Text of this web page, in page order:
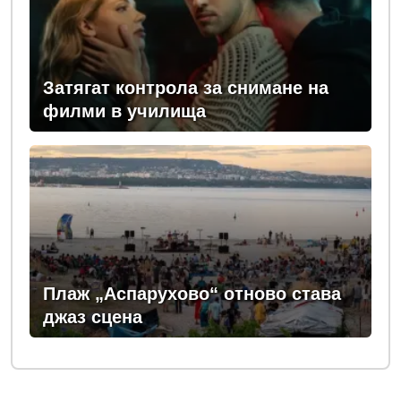
Затягат контрола за снимане на
филми в училища
Плаж „Аспарухово“ отново става
джаз сцена